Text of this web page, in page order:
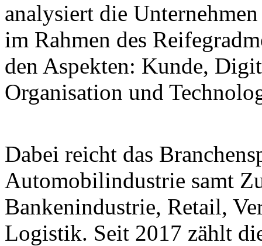
analysiert die
im Rahmen des
den Aspekten: Kunde,
Organisation und
Dabei reicht das
Automobilindustrie samt
Bankenindustrie, Retail,
Logistik. Seit 2017 zählt